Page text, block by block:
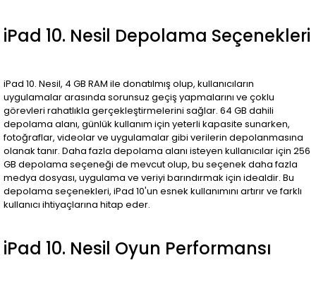
iPad 10. Nesil Depolama Seçenekleri
iPad 10. Nesil, 4 GB RAM ile donatılmış olup, kullanıcıların
uygulamalar arasında sorunsuz geçiş yapmalarını ve çoklu
görevleri rahatlıkla gerçekleştirmelerini sağlar. 64 GB dahili
depolama alanı, günlük kullanım için yeterli kapasite sunarken,
fotoğraflar, videolar ve uygulamalar gibi verilerin depolanmasına
olanak tanır. Daha fazla depolama alanı isteyen kullanıcılar için 256
GB depolama seçeneği de mevcut olup, bu seçenek daha fazla
medya dosyası, uygulama ve veriyi barındırmak için idealdir. Bu
depolama seçenekleri, iPad 10'un esnek kullanımını artırır ve farklı
kullanıcı ihtiyaçlarına hitap eder.
iPad 10. Nesil Oyun Performansı